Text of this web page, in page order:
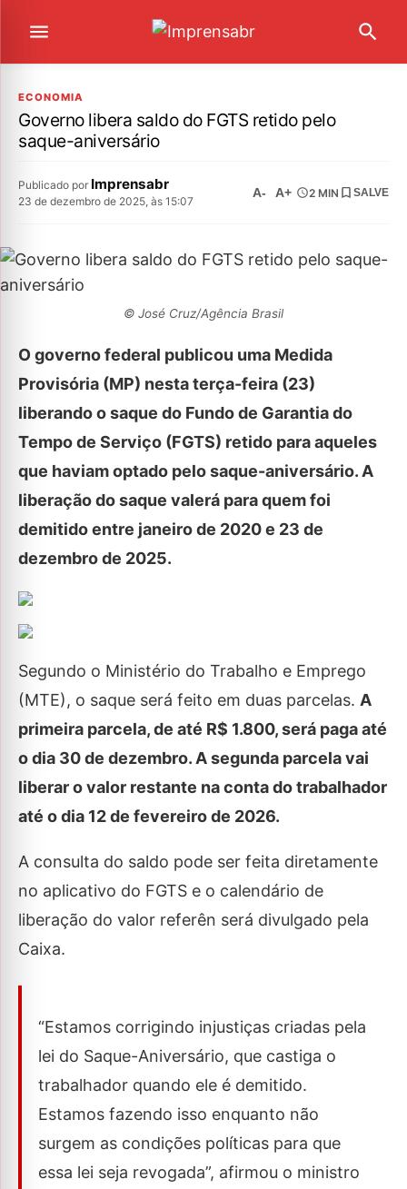
ECONOMIA
Governo libera saldo do FGTS retido pelo
saque-aniversário
Publicado por Imprensabr
23 de dezembro de 2025, às 15:07
A- A+ 2 MIN SALVE
© José Cruz/Agência Brasil
O governo federal publicou uma Medida
Provisória (MP) nesta terça-feira (23)
liberando o saque do Fundo de Garantia do
Tempo de Serviço (FGTS) retido para aqueles
que haviam optado pelo saque-aniversário. A
liberação do saque valerá para quem foi
demitido entre janeiro de 2020 e 23 de
dezembro de 2025.
Segundo o Ministério do Trabalho e Emprego
(MTE), o saque será feito em duas parcelas. A
primeira parcela, de até R$ 1.800, será paga até
o dia 30 de dezembro. A segunda parcela vai
liberar o valor restante na conta do trabalhador
até o dia 12 de fevereiro de 2026.
A consulta do saldo pode ser feita diretamente
no aplicativo do FGTS e o calendário de
liberação do valor referên será divulgado pela
Caixa.
“Estamos corrigindo injustiças criadas pela
lei do Saque-Aniversário, que castiga o
trabalhador quando ele é demitido.
Estamos fazendo isso enquanto não
surgem as condições políticas para que
essa lei seja revogada”, afirmou o ministro